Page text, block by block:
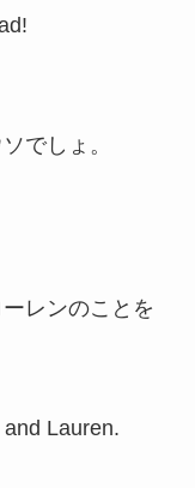
でしょ。
レンのことを
Lauren.